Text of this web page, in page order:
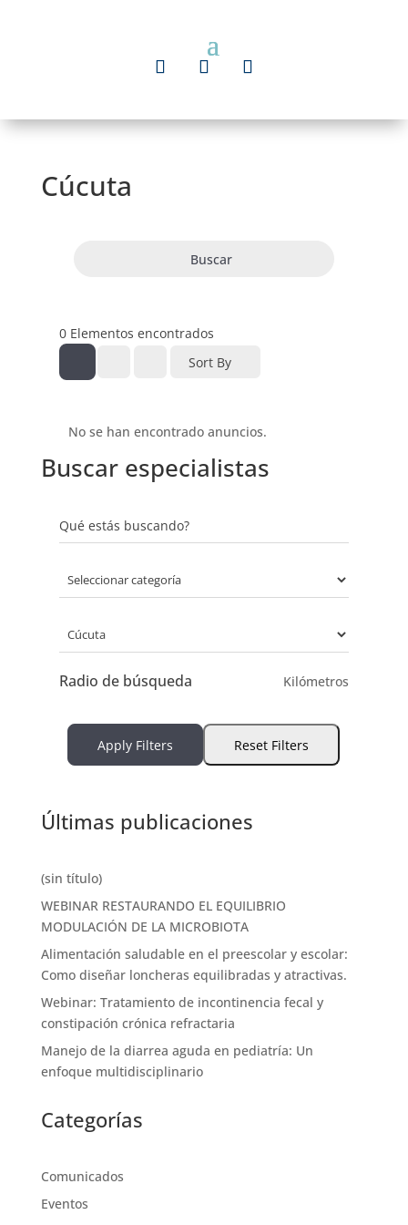
Cúcuta
Buscar
0Elementos encontrados
Sort By
No se han encontrado anuncios.
Buscar especialistas
Qué estás buscando?
Radio de búsqueda Kilómetros
Apply Filters Reset Filters
Últimas publicaciones
(sin título)
WEBINAR RESTAURANDO EL EQUILIBRIO
MODULACIÓN DE LA MICROBIOTA
Alimentación saludable en el preescolar y escolar:
Como diseñar loncheras equilibradas y atractivas.
Webinar: Tratamiento de incontinencia fecal y
constipación crónica refractaria
Manejo de la diarrea aguda en pediatría: Un
enfoque multidisciplinario
Categorías
Comunicados
Eventos